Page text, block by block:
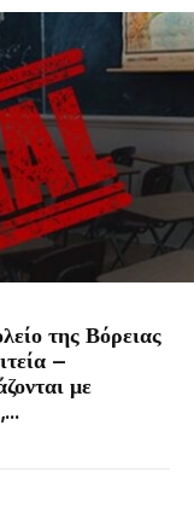
της Βόρειας
–
με